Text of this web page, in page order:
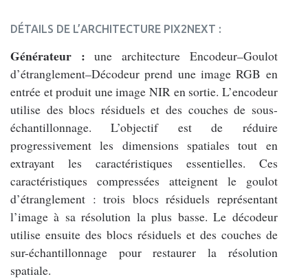
DÉTAILS DE L’ARCHITECTURE PIX2NEXT :
Générateur : une architecture Encodeur–Goulot
d’étranglement–Décodeur prend une image RGB en
entrée et produit une image NIR en sortie. L’encodeur
utilise des blocs résiduels et des couches de sous-
échantillonnage. L’objectif est de réduire
progressivement les dimensions spatiales tout en
extrayant les caractéristiques essentielles. Ces
caractéristiques compressées atteignent le goulot
d’étranglement : trois blocs résiduels représentant
l’image à sa résolution la plus basse. Le décodeur
utilise ensuite des blocs résiduels et des couches de
sur-échantillonnage pour restaurer la résolution
spatiale.